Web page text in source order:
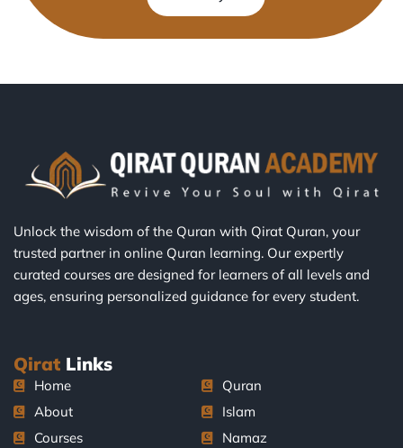
Unlock the wisdom of the Quran with Qirat Quran, your
trusted partner in online Quran learning. Our expertly
curated courses are designed for learners of all levels and
ages, ensuring personalized guidance for every student.
Qirat Links
Home
About
Courses
Quran
Islam
Namaz